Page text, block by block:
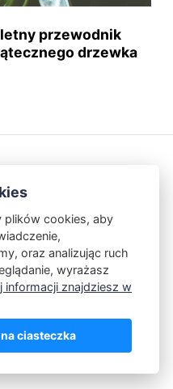
przewodnik
drzewka
Prywatności
Publii
plików cookies, aby
oraz analizując ruch
wyrażasz
informacji znajdziesz w
ciasteczka